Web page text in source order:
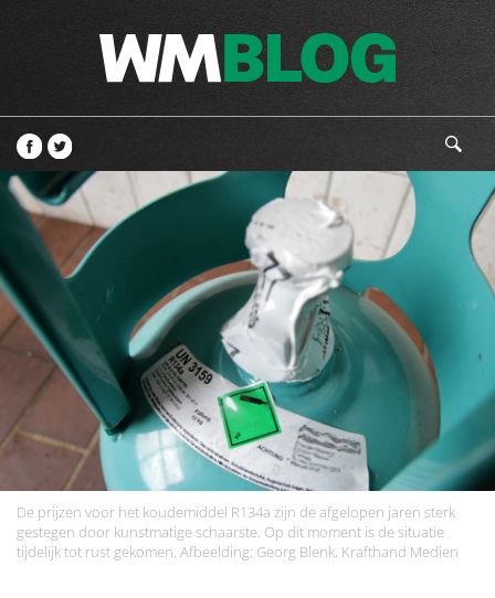
De prijzen voor het koudemiddel R134a zijn de afgelopen jaren sterk
gestegen door kunstmatige schaarste. Op dit moment is de situatie
tijdelijk tot rust gekomen. Afbeelding: Georg Blenk, Krafthand Medien